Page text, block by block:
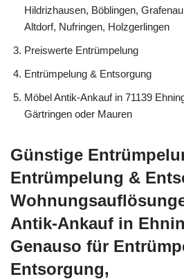
Hildrizhausen, Böblingen,
Altdorf, Nufringen, Holzgerlingen
Preiswerte Entrümpelung
Entrümpelung & Entsorgung
Möbel Antik-Ankauf in 71139
Gärtringen oder Mauren
Günstige
Entrümpelung &
Antik-Ankauf in
Genauso für
Entsorgung,